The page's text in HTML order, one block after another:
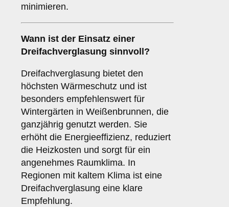
minimieren.
Wann ist der Einsatz einer
Dreifachverglasung sinnvoll?
Dreifachverglasung bietet den
höchsten Wärmeschutz und ist
besonders empfehlenswert für
Wintergärten in Weißenbrunnen, die
ganzjährig genutzt werden. Sie
erhöht die Energieeffizienz, reduziert
die Heizkosten und sorgt für ein
angenehmes Raumklima. In
Regionen mit kaltem Klima ist eine
Dreifachverglasung eine klare
Empfehlung.